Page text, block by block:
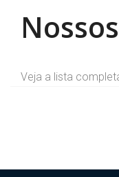
Veja a lista